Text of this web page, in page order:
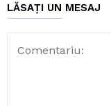
LĂSAȚI UN MESAJ